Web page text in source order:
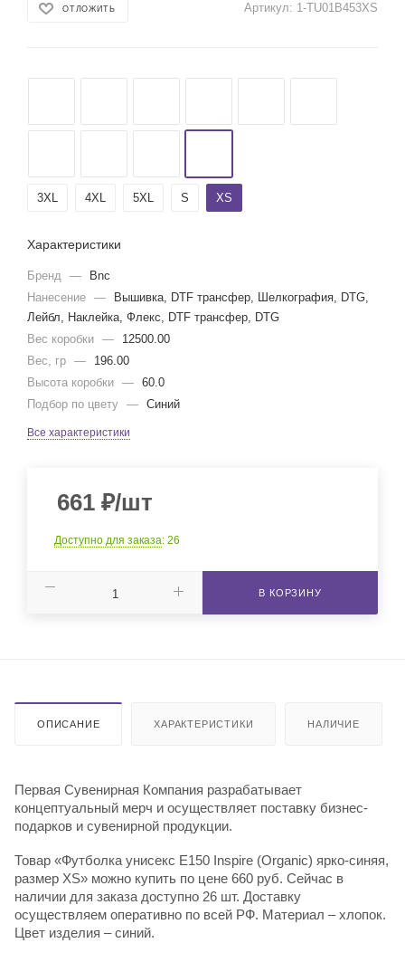
ОТЛОЖИТЬ Артикул: 1-TU01B453XS
3XL 4XL 5XL S XS
Характеристики
Бренд —
Bnc
Нанесение —
Вышивка, DTF трансфер, Шелкография, DTG,
Лейбл, Наклейка, Флекс, DTF трансфер, DTG
Вес коробки —
12500.00
Вес, гр —
196.00
Высота коробки — 60.0
Подбор по цвету — Синий
Все характеристики
661 ₽/шт
Доступно для заказа: 26
В КОРЗИНУ
ОПИСАНИЕ ХАРАКТЕРИСТИКИ НАЛИЧИЕ
Первая Сувенирная Компания разрабатывает
концептуальный мерч и осуществляет поставку бизнес-
подарков и сувенирной продукции.
Товар «Футболка унисекс E150 Inspire (Organic) ярко-синяя,
размер XS» можно купить по цене 660 руб. Сейчас в
наличии для заказа доступно 26 шт. Доставку
осуществляем оперативно по всей РФ. Материал – хлопок.
Цвет изделия – синий.